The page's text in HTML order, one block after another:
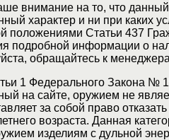
внимание на то, что данный
характер и ни при каких
положениями Статьи 437
подробной информации о
обращайтесь к
1 Федерального Закона №
на сайте, оружием не
за собой право
возраста. Данная
изделиям с дульной